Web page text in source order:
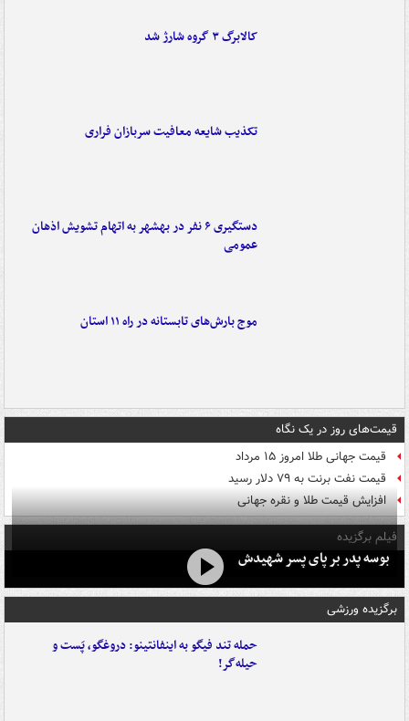
کالابرگ ۳ گروه شارژ شد
تکذیب شایعه معافیت سربازان فراری
دستگیری ۶ نفر در بهشهر به اتهام تشویش اذهان
عمومی
موج بارش‌های تابستانه در راه ۱۱ استان
قیمت‌های روز در یک نگاه
قیمت جهانی طلا امروز ۱۵ مرداد
قیمت نفت برنت به ۷۹ دلار رسید
افزایش قیمت طلا و نقره جهانی
فیلم برگزیده
بوسه‌ پدر بر پای پسر شهیدش
برگزیده ورزشی
حمله تند فیگو به اینفانتینو: دروغگو، پَست‌ و
حیله‌گر!